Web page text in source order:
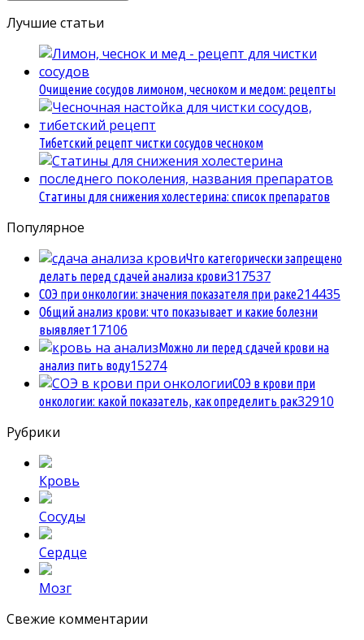
Лучшие статьи
Очищение сосудов лимоном, чесноком и медом: рецепты
Тибетский рецепт чистки сосудов чесноком
Статины для снижения холестерина: список препаратов
Популярное
Что категорически запрещено
делать перед сдачей анализа крови317537
СОЭ при онкологии: значения показателя при раке214435
Общий анализ крови: что показывает и какие болезни
выявляет17106
Можно ли перед сдачей крови на
анализ пить воду15274
СОЭ в крови при
онкологии: какой показатель, как определить рак32910
Рубрики
Кровь
Сосуды
Сердце
Мозг
Свежие комментарии